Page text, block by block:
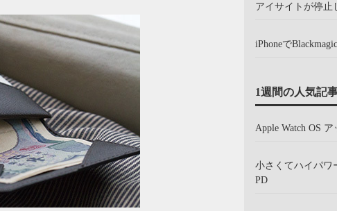
アイサイトが停止
iPhoneで
1週間の人気記
Apple Watch OS
小さくてハイパワ
PD